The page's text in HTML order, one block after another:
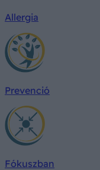
Allergia
Prevenció
Fókuszban